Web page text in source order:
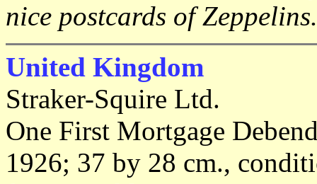
nice postcards of Zeppelins.
United Kingdom
Straker-Squire Ltd.
One First Mortgage
1926; 37 by 28 cm.,